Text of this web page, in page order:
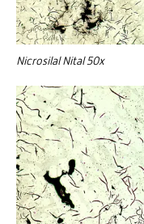
Nicrosilal Nital 50x